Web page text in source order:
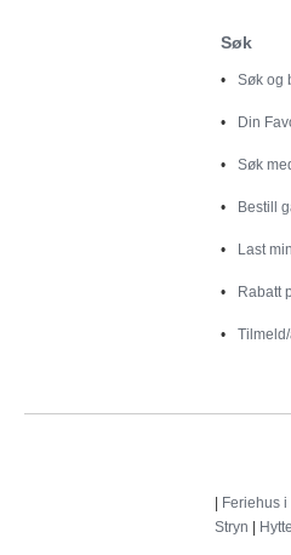
Søk
Søk og
Din
Søk
Bestill
Last
Rabatt
| Feriehus
Stryn |